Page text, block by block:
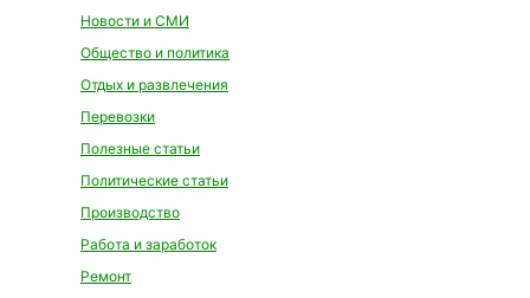
Новости и СМИ
Общество и политика
Отдых и развлечения
Перевозки
Полезные статьи
Политические статьи
Производство
Работа и заработок
Ремонт